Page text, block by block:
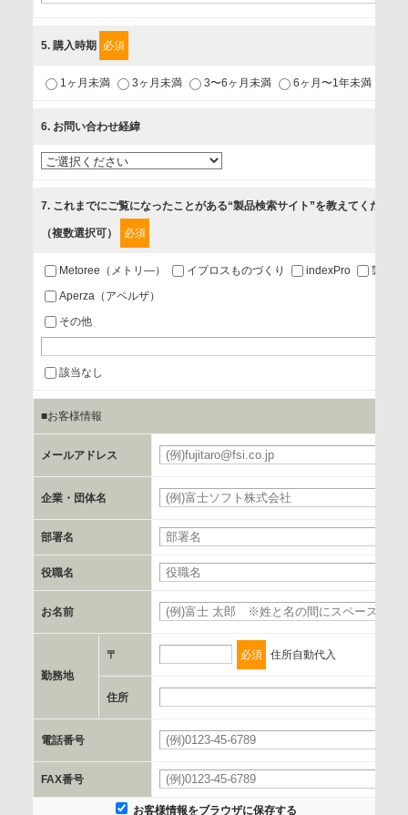
1.当社が取り扱う商品・サービスに関するご案内
2.当社が開催（主催・共催・協賛）するセミナーなど、各種イ
3.お客様の業務内容、及び興味、関心に応じた情報の提供
4.お客様満足度調査等のアンケートの依頼
第三者提供の有無
あり
a.個人情報の提供・利用目的
当該企業/団体のサービス等のご案内及び当該企業/団体からの
情報を提供するため
b.第三者に提供される個人データの項目
郵便番号、住所、電話番号、FAX番号、メールアドレス
c.第三者への提供の手段または手法
書類の送付又は電子的な方法
d.提供先および管理者
当社とイベント/セミナーを共同で開催する企業/団体
e.個人情報取り扱いに関する契約
当社と当該企業/団体とは、個人情報取扱に関する覚書の締結
を行います。
委託の有無
なし
5. 購入時期 必須
1ヶ月未満 3ヶ月未満 3〜6ヶ月未満 6ヶ月〜1年未満
6. お問い合わせ経緯
7. これまでにご覧になったことがある“製品検索サイト”を教えてください
（複数選択可） 必須
Metoree（メトリ—） イプロスものづくり indexPro
製品ナ
Aperza（アペルザ）
その他
該当なし
■お客様情報
メールアドレス
企業・団体名
部署名
役職名
お名前
勤務地
〒 必須 住所自動代入
住所
電話番号
FAX番号
お客様情報をブラウザに保存する